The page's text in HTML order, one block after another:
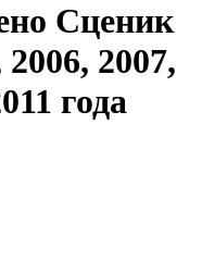
Сценик
2007,
года